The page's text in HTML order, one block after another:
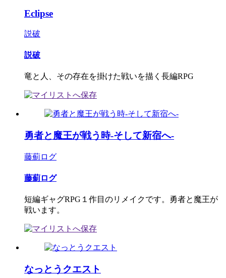
Eclipse
説破
説破
竜と人、その存在を掛けた戦いを描く長編RPG
勇者と魔王が戦う時-そして新宿へ-
藤薊ログ
藤薊ログ
短編ギャグRPG１作目のリメイクです。勇者と魔王が
戦います。
なっとうクエスト